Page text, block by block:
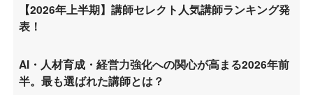
【2026年上半期】講師セレクト人気講師ランキング発
表！
AI・人材育成・経営力強化への関心が高まる2026年前
半。最も選ばれた講師とは？